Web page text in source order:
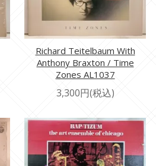
Richard Teitelbaum With
Anthony Braxton / Time
Zones AL1037
3,300円(税込)